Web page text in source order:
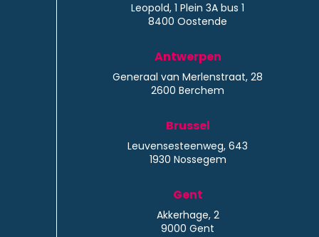
Leopold, 1 Plein 3A bus 1
8400 Oostende
Antwerpen
Generaal van Merlenstraat, 28
2600 Berchem
Brussel
Leuvensesteenweg, 643
1930 Nossegem
Gent
Akkerhage, 2
9000 Gent